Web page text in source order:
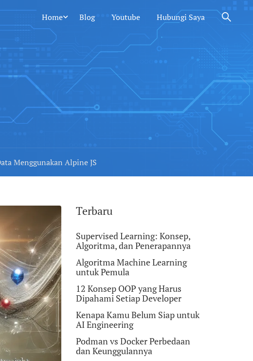
Home Blog Youtube Hubungi Saya
Menggunakan Alpine JS
Terbaru
Supervised Learning: Konsep,
Algoritma, dan Penerapannya
Algoritma Machine Learning
untuk Pemula
12 Konsep OOP yang Harus
Dipahami Setiap Developer
Kenapa Kamu Belum Siap untuk
AI Engineering
Podman vs Docker Perbedaan
dan Keunggulannya